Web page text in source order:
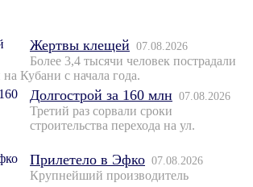
Жертвы клещей 07.08.2026
Более 3,4 тысячи человек пострадали
Кубани с начала года.
Долгострой за 160 млн 07.08.2026
Третий раз сорвали сроки
строительства перехода на ул.
Прилетело в Эфко 07.08.2026
Крупнейший производитель